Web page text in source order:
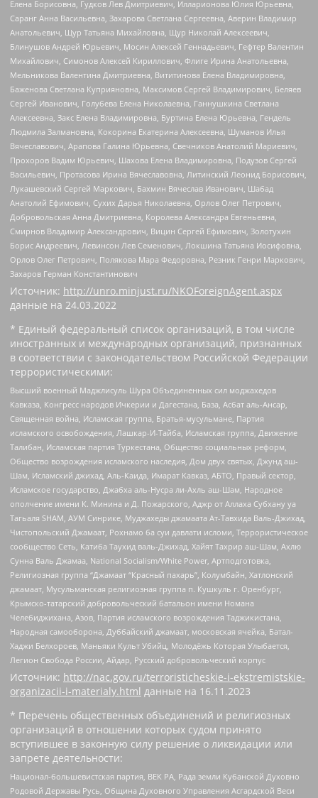
Елена Борисовна, Гудков Лев Дмитриевич, Илларионова Юлия Юрьевна,
Саранг Анна Васильевна, Захарова Светлана Сергеевна, Аверин Владимир
Анатольевич, Щур Татьяна Михайловна, Щур Николай Алексеевич,
Блинушов Андрей Юрьевич, Мосин Алексей Геннадьевич, Гефтер Валентин
Михайлович, Симонов Алексей Кириллович, Флиге Ирина Анатольевна,
Мельникова Валентина Дмитриевна, Вититинова Елена Владимировна,
Баженова Светлана Куприяновна, Максимов Сергей Владимирович, Беляев
Сергей Иванович, Голубева Елена Николаевна, Ганнушкина Светлана
Алексеевна, Закс Елена Владимировна, Буртина Елена Юрьевна, Гендель
Людмила Залмановна, Кокорина Екатерина Алексеевна, Шуманов Илья
Вячеславович, Арапова Галина Юрьевна, Свечников Анатолий Мариевич,
Прохоров Вадим Юрьевич, Шахова Елена Владимировна, Подузов Сергей
Васильевич, Протасова Ирина Вячеславовна, Литинский Леонид Борисович,
Лукашевский Сергей Маркович, Бахмин Вячеслав Иванович, Шабад
Анатолий Ефимович, Сухих Дарья Николаевна, Орлов Олег Петрович,
Добровольская Анна Дмитриевна, Королева Александра Евгеньевна,
Смирнов Владимир Александрович, Вицин Сергей Ефимович, Золотухин
Борис Андреевич, Левинсон Лев Семенович, Локшина Татьяна Иосифовна,
Орлов Олег Петрович, Полякова Мара Федоровна, Резник Генри Маркович,
Захаров Герман Константинович
Источник: http://unro.minjust.ru/NKOForeignAgent.aspx
данные на 24.03.2022
* Единый федеральный список организаций, в том числе
иностранных и международных организаций, признанных
в соответствии с законодательством Российской Федерации
террористическими:
Высший военный Маджлисуль Шура Объединенных сил моджахедов
Кавказа, Конгресс народов Ичкерии и Дагестана, База, Асбат аль-Ансар,
Священная война, Исламская группа, Братья-мусульмане, Партия
исламского освобождения, Лашкар-И-Тайба, Исламская группа, Движение
Талибан, Исламская партия Туркестана, Общество социальных реформ,
Общество возрождения исламского наследия, Дом двух святых, Джунд аш-
Шам, Исламский джихад, Аль-Каида, Имарат Кавказ, АБТО, Правый сектор,
Исламское государство, Джабха аль-Нусра ли-Ахль аш-Шам, Народное
ополчение имени К. Минина и Д. Пожарского, Аджр от Аллаха Субхану уа
Тагьаля SHAM, АУМ Синрике, Муджахеды джамаата Ат-Тавхида Валь-Джихад,
Чистопольский Джамаат, Рохнамо ба суи давлати исломи, Террористическое
сообщество Сеть, Катиба Таухид валь-Джихад, Хайят Тахрир аш-Шам, Ахлю
Сунна Валь Джамаа, National Socialism/White Power, Артподготовка,
Религиозная группа “Джамаат “Красный пахарь”, Колумбайн, Хатлонский
джамаат, Мусульманская религиозная группа п. Кушкуль г. Оренбург,
Крымско-татарский добровольческий батальон имени Номана
Челебиджихана, Азов, Партия исламского возрождения Таджикистана,
Народная самооборона, Дуббайский джамаат, московская ячейка, Батал-
Хаджи Белхороев, Маньяки Культ Убийц, Молодёжь Которая Улыбается,
Легион Свобода России, Айдар, Русский добровольческий корпус
Источник: http://nac.gov.ru/terroristicheskie-i-ekstremistskie-
organizacii-i-materialy.html данные на 16.11.2023
* Перечень общественных объединений и религиозных
организаций в отношении которых судом принято
вступившее в законную силу решение о ликвидации или
запрете деятельности:
Национал-большевистская партия, ВЕК РА, Рада земли Кубанской Духовно
Родовой Державы Русь, Община Духовного Управления Асгардской Веси